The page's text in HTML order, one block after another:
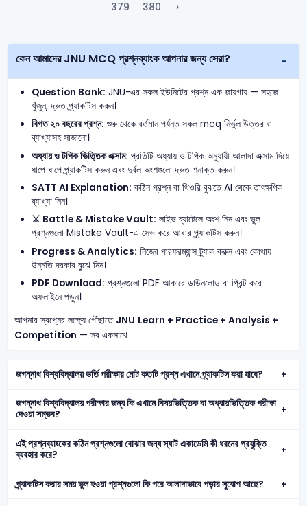
379
380 ›
কেন আমাদের JNU MCQ প্রশ্নব্যাংক আপনার জন্য সেরা?
Question Bank: JNU-এর সকল ইউনিটের প্রশ্ন এক জায়গায় — সহজে
খুঁজুন, দ্রুত প্র্যাকটিস করুন।
বিগত ২০ বছরের প্রশ্ন: শুরু থেকে বর্তমান পর্যন্ত সকল mcq নির্ভুল উত্তর ও
ব্যাখ্যাসহ সাজানো।
অধ্যায় ও টপিক ভিত্তিক এক্সাম: প্রতিটি অধ্যায় ও টপিক অনুযায়ী আলাদা এক্সাম দিয়ে
ধাপে ধাপে প্র্যাকটিস করুন এবং দুর্বল অংশগুলো দ্রুত শনাক্ত করুন।
SATT AI Explanation: কঠিন প্রশ্ন বা থিওরি বুঝতে AI থেকে তাৎক্ষণিক
ব্যাখ্যা নিন।
⚔️ Battle & Mistake Vault: লাইভ ব্যাটেলে অংশ নিন এবং ভুল
প্রশ্নগুলো Mistake Vault-এ সেভ করে আবার প্র্যাকটিস করুন।
Progress & Analytics: নিজের পারফরম্যান্স ট্র্যাক করুন এবং কোথায়
উন্নতি দরকার বুঝে নিন।
PDF Download: প্রশ্নগুলো PDF আকারে ডাউনলোড বা প্রিন্ট করে
অফলাইনে পড়ুন।
আপনার স্বপ্নের লক্ষ্যে পৌঁছাতে JNU Learn + Practice + Analysis +
Competition — সব একসাথে
জগন্নাথ বিশ্ববিদ্যালয় ভর্তি পরীক্ষার মোট কতটি প্রশ্ন এখানে প্র্যাকটিস করা যাবে?
জগন্নাথ বিশ্ববিদ্যালয় পরীক্ষার জন্য কি এখানে বিষয়ভিত্তিক বা অধ্যায়ভিত্তিক পরীক্ষা
দেওয়া সম্ভব?
এই প্রশ্নব্যাংকের কঠিন প্রশ্নগুলো বোঝার জন্য স্যাট একাডেমি কী ধরনের প্রযুক্তি
ব্যবহার করে?
প্র্যাকটিস করার সময় ভুল হওয়া প্রশ্নগুলো কি পরে আলাদাভাবে পড়ার সুযোগ আছে?